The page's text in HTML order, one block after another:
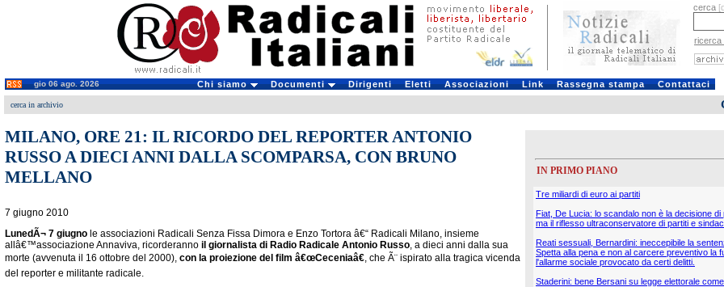
cerca
ricerca
gio 06 ago. 2026 Chi siamo Documenti Dirigenti Eletti Associazioni Link Rassegna stampa Contattaci
cerca in archivio
MILANO, ORE 21: IL RICORDO DEL REPORTER ANTONIO
RUSSO A DIECI ANNI DALLA SCOMPARSA, CON BRUNO
MELLANO
7 giugno 2010
LunedÃ¬ 7 giugno le associazioni Radicali Senza Fissa Dimora e Enzo Tortora â€“ Radicali Milano, insieme
allâ€™associazione Annaviva, ricorderanno il giornalista di Radio Radicale Antonio Russo, a dieci anni dalla sua
morte (avvenuta il 16 ottobre del 2000), con la proiezione del film â€œCeceniaâ€, che Ã¨ ispirato alla tragica vicenda
del reporter e militante radicale.
IN PRIMO PIANO
Tre miliardi di euro ai partiti
Fiat, De Lucia: lo scandalo non è la decisione di
ma il riflesso ultraconservatore di partiti e
Reati sessuali, Bernardini: ineccepibile la
Spetta alla pena e non al carcere preventivo la
l'allarme sociale provocato da certi delitti.
Staderini: bene Bersani su legge elettorale